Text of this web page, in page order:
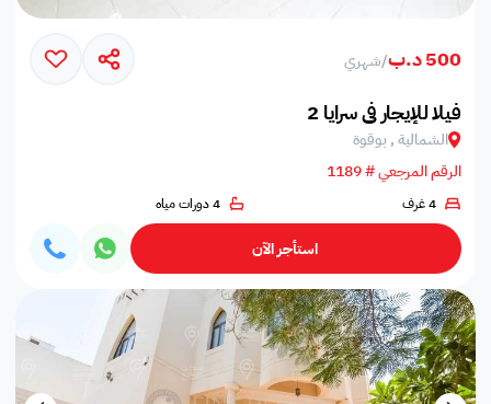
500 د.ب /شهري
فيلا للإيجار في سرايا 2
الشمالية , بوقوة
الرقم المرجعي # 1189
4 غرف 4 دورات مياه
استأجر الآن